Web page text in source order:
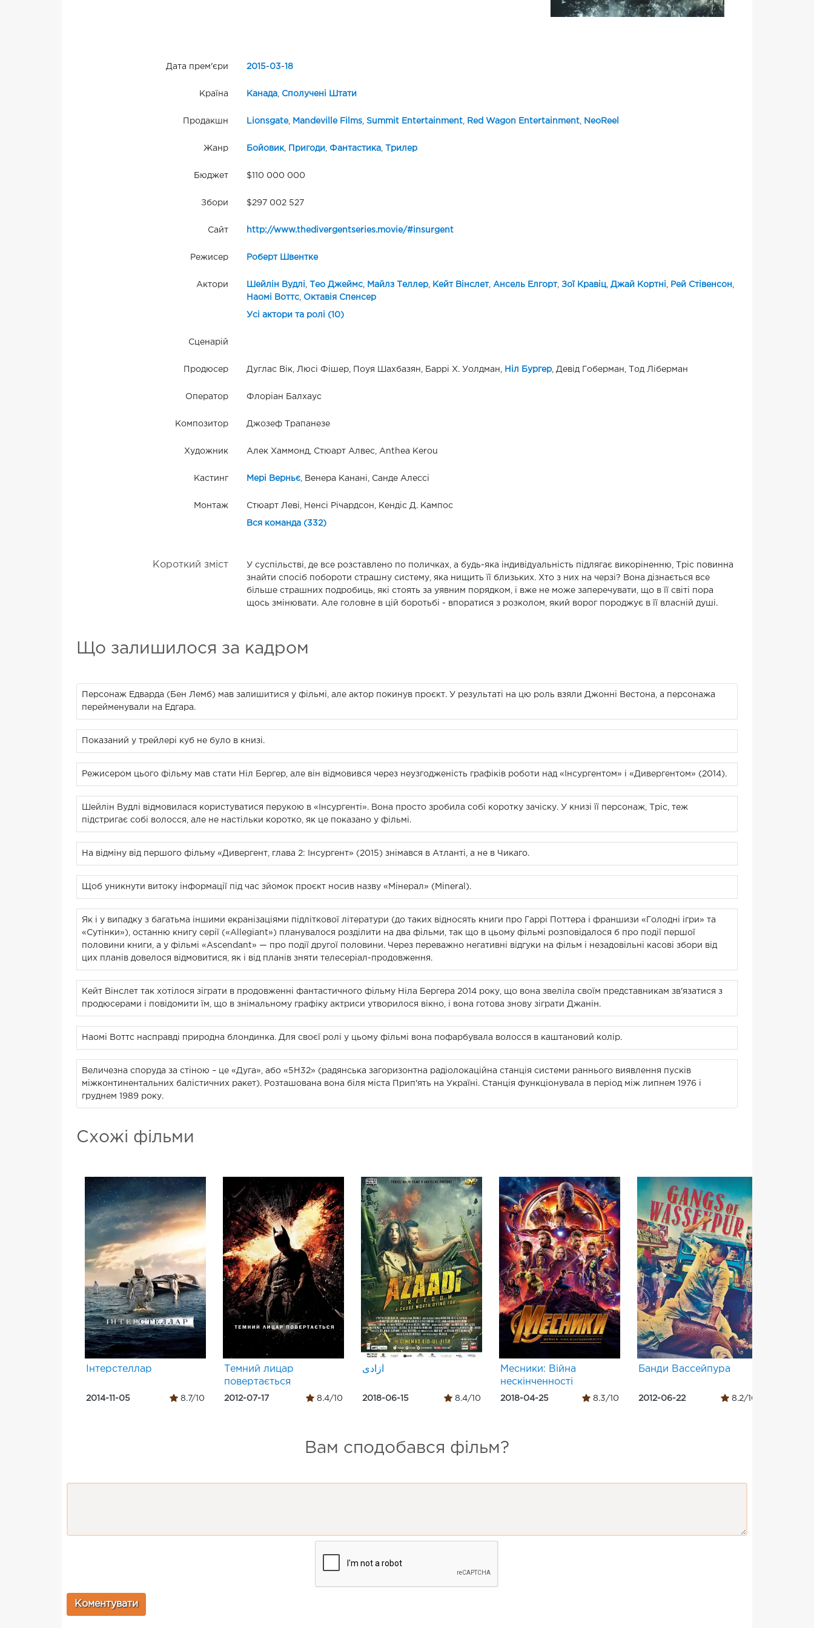
Дата прем'єри 2015-03- 18
Країна Канада, Сполучені Штати
Продакшн Lionsgate, Mandeville Films, Summit Entertainment, Red Wagon Entertainment, NeoReel
Жанр Бойовик, Пригоди Фантастика, Трилер
Бюджет $110 000 000
Збори $297 002 527
Сайт http://www.thedivergentseries.movie/#insurgent
Режисер Роберт Швентке
Актори Шейлін Вудлі Тео Джеймс, Майлз Теллер, Кейт Вінслет, Ансель Елгорт, Зої Кравіц, Джай Кортні Рей Стівенсон
Наомі Воттс, Октавія Спенсер
Усі актори та ролі (10)
Сценарій
Продюсер Дуглас Вік, Люсі Фішер, Поуя Шахбазян, Баррі Х. Уолдман, Ніл Бургер, Девід Гоберман, Тод Ліберман
Оператор Флоріан Балхаус
Композитор Джозеф Трапанезе
Художник Алек Хаммонд, Стюарт Алвес, Anthea Kerou
Кастинг Мері Верньє, Венера Канані, Санде Алессі
Монтаж Стюарт Леві, Ненсі Річардсон, Кендіс Д. Кампос
Вся команда (332)
Короткий зміст
У суспільстві, де все розставлено по поличках, а будь-яка індивідуальність підлягає викоріненню, Тріс повинна
знайти спосіб побороти страшну систему, яка нищить її близьких. Хто з них на черзі? Вона дізнається все
більше страшних подробиць, які стоять за уявним порядком, і вже не може заперечувати, що в її світі пора
щось змінювати. Але головне в цій боротьбі - впоратися з розколом, який ворог породжує в її власній душі.
Що залишилося за кадром
Персонаж Едварда (Бен Лемб) мав залишитися у фільмі, але актор покинув проєкт. У результаті на цю роль взяли Джонні Вестона, а персонажа
перейменували на Едгара.
Показаний у трейлері куб не було в книзі.
Режисером цього фільму мав стати Ніл Бергер, але він відмовився через неузгодженість графіків роботи над «Інсургентом» і «Дивергентом» (2014).
Шейлін Вудлі відмовилася користуватися перукою в «Інсургенті». Вона просто зробила собі коротку зачіску. У книзі її персонаж, Тріс, теж
підстригає собі волосся, але не настільки коротко, як це показано у фільмі.
На відміну від першого фільму «Дивергент, глава 2: Інсургент» (2015) знімався в Атланті, а не в Чикаго.
Щоб уникнути витоку інформації під час зйомок проєкт носив назву «Мінерал» (Mineral).
Як і у випадку з багатьма іншими екранізаціями підліткової літератури (до таких відносять книги про Гаррі Поттера і франшизи «Голодні ігри» та
«Сутінки»), останню книгу серії («Allegiant») планувалося розділити на два фільми, так що в цьому фільмі розповідалося б про події першої
половини книги, а у фільмі «Ascendant» — про події другої половини. Через переважно негативні відгуки на фільм і незадовільні касові збори від
цих планів довелося відмовитися, як і від планів зняти телесеріал-продовження.
Кейт Вінслет так хотілося зіграти в продовженні фантастичного фільму Ніла Бергера 2014 року, що вона звеліла своїм представникам зв'язатися з
продюсерами і повідомити їм, що в знімальному графіку актриси утворилося вікно, і вона готова знову зіграти Джанін.
Наомі Воттс насправді природна блондинка. Для своєї ролі у цьому фільмі вона пофарбувала волосся в каштановий колір.
Величезна споруда за стіною – це «Дуга», або «5Н32» (радянська загоризонтна радіолокаційна станція системи раннього виявлення пусків
міжконтинентальних балістичних ракет). Розташована вона біля міста Прип'ять на Україні. Станція функціонувала в період між липнем 1976 і
груднем 1989 року.
Схожі фільми
Інтерстеллар
2014-11-05 8.7/10
Темний лицар
повертається
2012-07-17 8.4/10
آزادی
2018-06-15 8.4/10
Месники: Війна
нескінченності
2018-04-25 8.3/10
Банди Вассейпура
2012-06-22 8.2/10
Вам сподобався фільм?